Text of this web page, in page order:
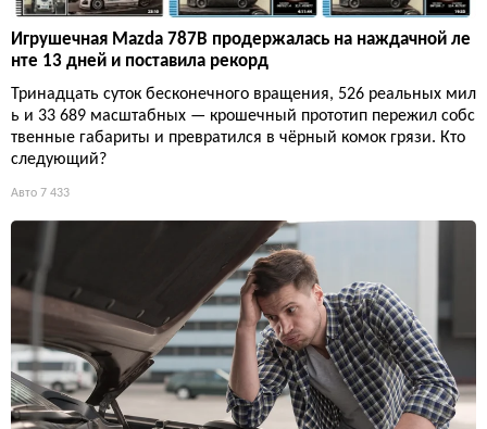
Игрушечная Mazda 787B продержалась на наждачной ле
нте 13 дней и поставила рекорд
Тринадцать суток бесконечного вращения, 526 реальных мил
ь и 33 689 масштабных — крошечный прототип пережил собс
твенные габариты и превратился в чёрный комок грязи. Кто
следующий?
Авто 7 433